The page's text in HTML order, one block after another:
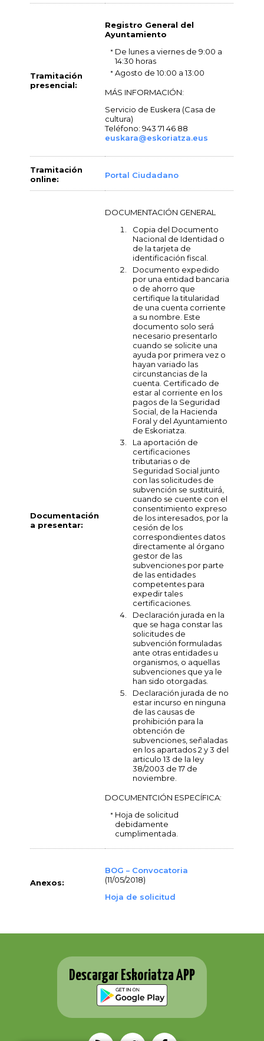
Tramitación
presencial:
Registro General del
Ayuntamiento
De lunes a viernes de 9:00 a
14:30 horas
Agosto de 10:00 a 13:00
MÁS INFORMACIÓN:
Servicio de Euskera (Casa de
cultura)
Teléfono: 943 71 46 88
euskara@eskoriatza.eus
Tramitación
online:
Portal Ciudadano
Documentación
a presentar:
DOCUMENTACIÓN GENERAL
Copia del Documento
Nacional de Identidad o
de la tarjeta de
identificación fiscal.
Documento expedido
por una entidad bancaria
o de ahorro que
certifique la titularidad
de una cuenta corriente
a su nombre. Este
documento solo será
necesario presentarlo
cuando se solicite una
ayuda por primera vez o
hayan variado las
circunstancias de la
cuenta. Certificado de
estar al corriente en los
pagos de la Seguridad
Social, de la Hacienda
Foral y del Ayuntamiento
de Eskoriatza.
La aportación de
certificaciones
tributarias o de
Seguridad Social junto
con las solicitudes de
subvención se sustituirá,
cuando se cuente con el
consentimiento expreso
de los interesados, por la
cesión de los
correspondientes datos
directamente al órgano
gestor de las
subvenciones por parte
de las entidades
competentes para
expedir tales
certificaciones.
Declaración jurada en la
que se haga constar las
solicitudes de
subvención formuladas
ante otras entidades u
organismos, o aquellas
subvenciones que ya le
han sido otorgadas.
Declaración jurada de no
estar incurso en ninguna
de las causas de
prohibición para la
obtención de
subvenciones, señaladas
en los apartados 2 y 3 del
articulo 13 de la ley
38/2003 de 17 de
noviembre.
DOCUMENTCIÓN ESPECÍFICA:
Hoja de solicitud
debidamente
cumplimentada.
Anexos:
BOG – Convocatoria
(11/05/2018)
Hoja de solicitud
Descargar Eskoriatza APP